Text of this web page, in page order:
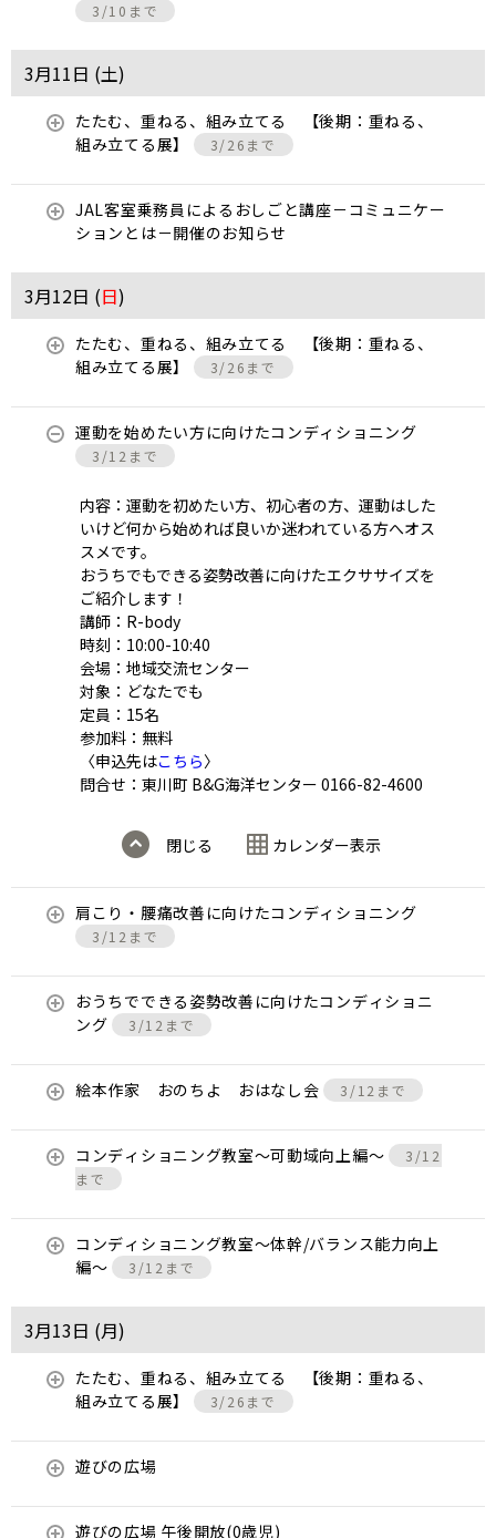
3/10まで
3月11日 (土)
たたむ、重ねる、組み立てる 【後期：重ねる、
組み立てる展】
3/26まで
JAL客室乗務員によるおしごと講座－コミュニケー
ションとは－開催のお知らせ
3月12日 (日)
たたむ、重ねる、組み立てる 【後期：重ねる、
組み立てる展】
3/26まで
運動を始めたい方に向けたコンディショニング
3/12まで
内容：運動を初めたい方、初心者の方、運動はした
いけど何から始めれば良いか迷われている方へオス
スメです。
おうちでもできる姿勢改善に向けたエクササイズを
ご紹介します！
講師：R-body
時刻：10:00-10:40
会場：地域交流センター
対象：どなたでも
定員：15名
参加料：無料
〈申込先はこちら〉
問合せ：東川町 B&G海洋センター 0166-82-4600
閉じる カレンダー表示
肩こり・腰痛改善に向けたコンディショニング
3/12まで
おうちでできる姿勢改善に向けたコンディショニ
ング
3/12まで
絵本作家 おのちよ おはなし会 3/12まで
コンディショニング教室〜可動域向上編〜
3/12
まで
コンディショニング教室〜体幹/バランス能力向上
編〜
3/12まで
3月13日 (月)
たたむ、重ねる、組み立てる 【後期：重ねる、
組み立てる展】
3/26まで
遊びの広場
遊びの広場 午後開放(0歳児)